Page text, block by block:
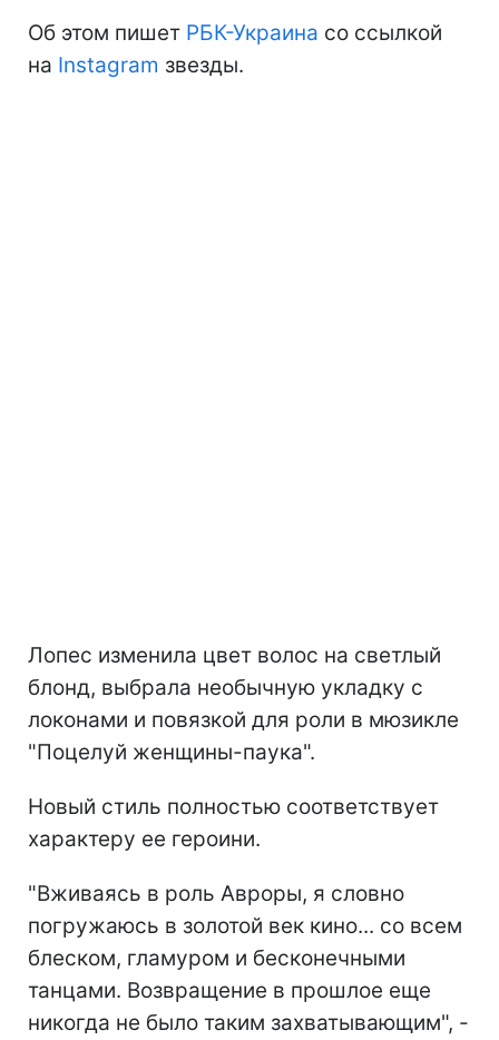
Об этом пишет РБК-Украина со ссылкой
на Instagram звезды.
Лопес изменила цвет волос на светлый
блонд, выбрала необычную укладку с
локонами и повязкой для роли в мюзикле
"Поцелуй женщины-паука".
Новый стиль полностью соответствует
характеру ее героини.
"Вживаясь в роль Авроры, я словно
погружаюсь в золотой век кино... со всем
блеском, гламуром и бесконечными
танцами. Возвращение в прошлое еще
никогда не было таким захватывающим", -